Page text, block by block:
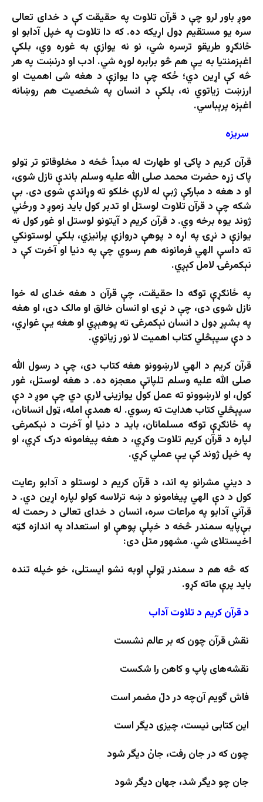
موږ باور لرو چې د قرآن تلاوت په حقیقت کې د خدای تعالی
سره یو مستقیم ډول اړیکه ده. که دا تلاوت په خپل آدابو او
ځانګړو طریقو ترسره شي، نو نه یوازې به غوره وي، بلکې
اغېزمنتیا به یې هم څو برابره لوړه شي. ادب او درنښت په هر
څه کې اړین دي؛ ځکه چې دا یوازې د هغه شی اهمیت او
ارزښت زیاتوي نه، بلکې د انسان په شخصیت هم روښانه
اغېزه پرېباسي.
سریزه
قرآن کریم د پاکۍ او طهارت له مبدأ څخه د مخلوقاتو تر ټولو
پاک زړه حضرت محمد صلی الله علیه وسلم باندې نازل شوی،
او د هغه د مبارکې ژبې له لارې خلکو ته وړاندې شوی دی. بې
شکه چې د قرآن تلاوت لوستل او تدبر کول باید زموږ د ورځني
ژوند یوه برخه وي. د قرآن کریم د آیتونو لوستل او غور کول نه
یوازې د نړۍ په اړه د پوهې دروازې پرانیزي، بلکې لوستونکي
ته داسې الهي فرمانونه هم رسوي چې په دنیا او آخرت کې د
نېکمرغۍ لامل کېږي.
په ځانګړې توګه دا حقیقت، چې قرآن د هغه خدای له خوا
نازل شوی دی، چې د نړۍ او انسان خالق او مالک دی، او هغه
په بشپړ ډول د انسان نېکمرغۍ ته پوهېږي او هغه یې غواړي،
د دې سپېڅلي کتاب اهمیت لا نور زیاتوي.
قرآن کریم د الهي لارښوونو هغه کتاب دی، چې د رسول الله
صلی الله علیه وسلم تلپاتې معجزه ده. د هغه لوستل، غور
کول، او لارښوونو ته عمل کول یوازینۍ لارې دي چې موږ د دې
سپېڅلي کتاب هدایت ته رسوي. له همدې امله، ټول انسانان،
په ځانګړې توګه مسلمانان، باید د دنیا او آخرت د نېکمرغۍ
لپاره د قرآن کریم تلاوت وکړي، د هغه پیغامونه درک کړي، او
په خپل ژوند کې یې عملي کړي.
د دیني مشرانو په اند، د قرآن کریم د لوستلو د آدابو رعایت
کول د دې الهي پیغامونو د ښه ترلاسه کولو لپاره اړین دي. د
قرآني آدابو په مراعات سره، انسان د خدای تعالی د رحمت له
بې‌پایه سمندر څخه د خپلې پوهې او استعداد په اندازه ګټه
اخیستلای شي. مشهور متل دی:
که څه هم د سمندر ټولې اوبه نشو ایستلی، خو خپله تنده
باید پرې ماته کړو.
د قرآن کریم د تلاوت آداب
نقش قرآن چون که بر عالم نشست
نقشه‌های پاپ و کاهن را شکست
فاش گویم آن‌چه در دلْ مضمر است
این کتابی نیست، چیزی دیگر است
چون که در جان رفت، جانْ دیگر شود
جان چو دیگر شد، جهان دیگر شود